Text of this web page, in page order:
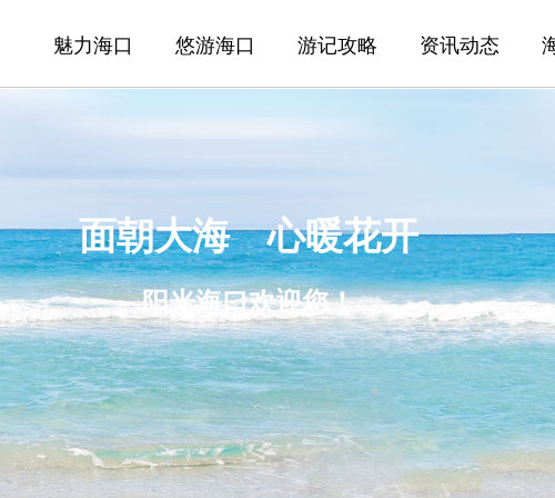
魅力海口 悠游海口 游记攻略 资讯动态
面朝大海 心暖花开
阳光海口欢迎您！